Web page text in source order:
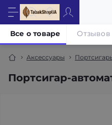
Аксессуары
Портсигар-
Все о товаре Отзывов